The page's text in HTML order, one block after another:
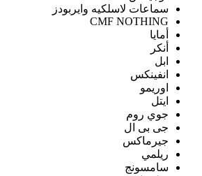
سماعات لاسلكيه وايربودز
CMF NOTHING
أمايا
أنكر
ابل
انفينكس
اوريمو
ايتل
جوي روم
جى بى ال
جيرماكس
ريلمي
سامسونج